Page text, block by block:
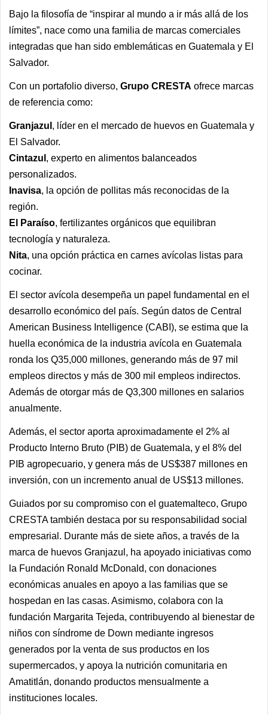
Bajo la filosofía de “inspirar al mundo a ir más allá de los
límites”, nace como una familia de marcas comerciales
integradas que han sido emblemáticas en Guatemala y El
Salvador.
Con un portafolio diverso, Grupo CRESTA ofrece marcas
de referencia como:
Granjazul , líder en el mercado de huevos en Guatemala y
El Salvador.
Cintazul , experto en alimentos balanceados
personalizados.
Inavisa, la opción de pollitas más reconocidas de la
región.
El Paraíso, fertilizantes orgánicos que equilibran
tecnología y naturaleza.
Nita, una opción práctica en carnes avícolas listas para
cocinar.
El sector avícola desempeña un papel fundamental en el
desarrollo económico del país. Según datos de Central
American Business Intelligence (CABI), se estima que la
huella económica de la industria avícola en Guatemala
ronda los Q35,000 millones, generando más de 97 mil
empleos directos y más de 300 mil empleos indirectos.
Además de otorgar más de Q3,300 millones en salarios
anualmente.
Además, el sector aporta aproximadamente el 2% al
Producto Interno Bruto (PIB) de Guatemala, y el 8% del
PIB agropecuario, y genera más de US$387 millones en
inversión, con un incremento anual de US$13 millones.
Guiados por su compromiso con el guatemalteco, Grupo
CRESTA también destaca por su responsabilidad social
empresarial. Durante más de siete años, a través de la
marca de huevos Granjazul, ha apoyado iniciativas como
la Fundación Ronald McDonald, con donaciones
económicas anuales en apoyo a las familias que se
hospedan en las casas. Asimismo, colabora con la
fundación Margarita Tejeda, contribuyendo al bienestar de
niños con síndrome de Down mediante ingresos
generados por la venta de sus productos en los
supermercados, y apoya la nutrición comunitaria en
Amatitlán, donando productos mensualmente a
instituciones locales.